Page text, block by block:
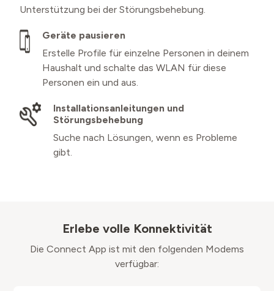
Unterstützung bei der Störungsbehebung.
Geräte pausieren
Erstelle Profile für einzelne Personen in deinem
Haushalt und schalte das WLAN für diese
Personen ein und aus.
Installationsanleitungen und
Störungsbehebung
Suche nach Lösungen, wenn es Probleme
gibt.
Erlebe volle Konnektivität
Die Connect App ist mit den folgenden Modems
verfügbar: